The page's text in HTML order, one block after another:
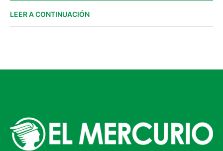
LEER A CONTINUACIÓN